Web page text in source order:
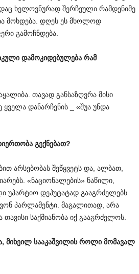
ხელოვნურად შერჩეული რამდენიმე
მოხდება. დღეს ეს მხოლოდ
გამოჩნდება.
დამოკიდებულება რამ
თავად განსაზღვრა მისი
დანარჩენის _ «შუა უნდა
გექნებათ?
არსებობას შეწყვეტს და, ალბათ,
«ნაციონალების» ნაწილი,
უპარტიო დეპუტატად გააგრძელებს
პარლამენტი. მაგალითად, არა
საქმიანობა იქ გააგრძელოს.
, მიხეილ სააკაშვილის როლი მომავალ